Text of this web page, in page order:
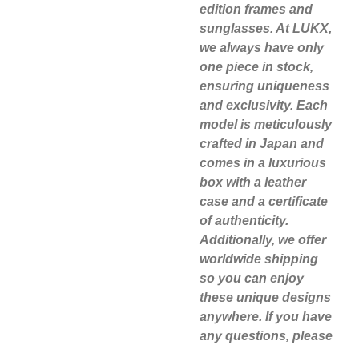
edition frames and
sunglasses. At LUKX,
we always have only
one piece in stock,
ensuring uniqueness
and exclusivity. Each
model is meticulously
crafted in Japan and
comes in a luxurious
box with a leather
case and a certificate
of authenticity.
Additionally, we offer
worldwide shipping
so you can enjoy
these unique designs
anywhere. If you have
any questions, please